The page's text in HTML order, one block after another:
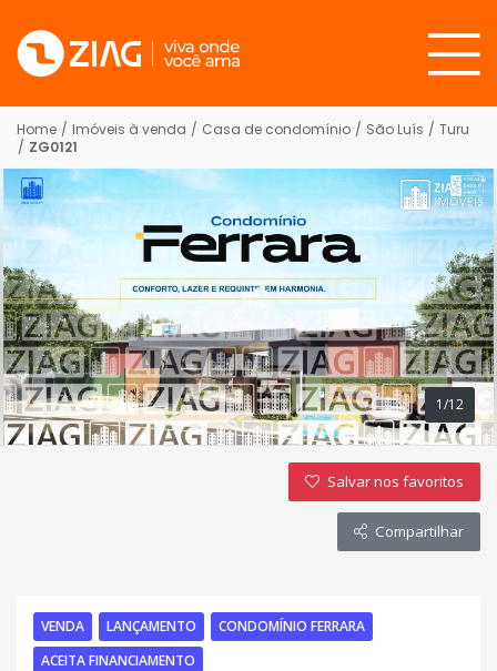
Home / Imóveis à venda / Casa de condomínio / São Luís / Turu
/ ZG0121
1/12
Salvar nos favoritos
Compartilhar
VENDA LANÇAMENTO
CONDOMÍNIO FERRARA
ACEITA FINANCIAMENTO